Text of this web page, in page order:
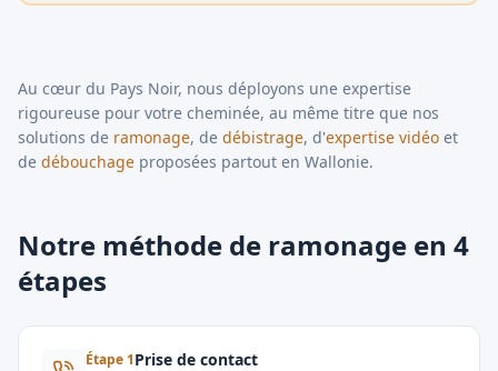
Au cœur du Pays Noir, nous déployons une expertise
rigoureuse pour votre cheminée, au même titre que nos
solutions de ramonage, de débistrage, d'expertise vidéo et
de débouchage proposées partout en Wallonie.
Notre méthode de ramonage en 4
étapes
Étape 1Prise de contact